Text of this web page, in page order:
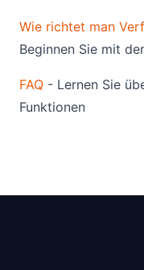
Wie richtet man
Beginnen Sie mit
FAQ - Lernen Sie
Funktionen